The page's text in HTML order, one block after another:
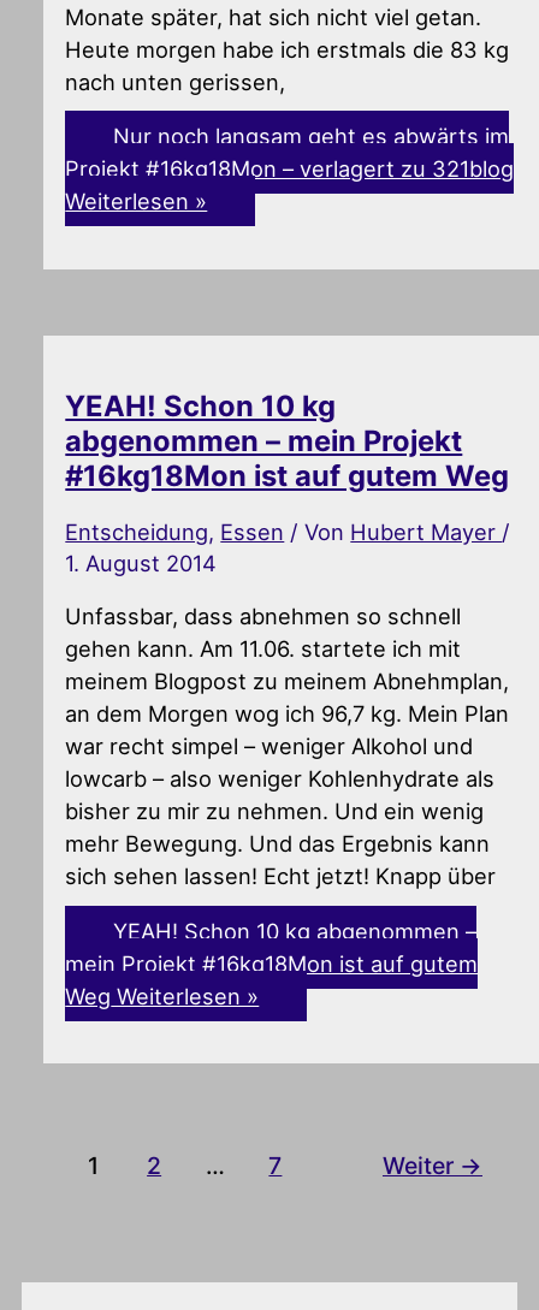
Monate später, hat sich nicht viel getan.
Heute morgen habe ich erstmals die 83 kg
nach unten gerissen,
Nur noch langsam geht es abwärts im
Projekt #16kg18Mon – verlagert zu 321blog
Weiterlesen »
YEAH! Schon 10 kg
abgenommen – mein Projekt
#16kg18Mon ist auf gutem Weg
Entscheidung, Essen / Von Hubert Mayer /
1. August 2014
Unfassbar, dass abnehmen so schnell
gehen kann. Am 11.06. startete ich mit
meinem Blogpost zu meinem Abnehmplan,
an dem Morgen wog ich 96,7 kg. Mein Plan
war recht simpel – weniger Alkohol und
lowcarb – also weniger Kohlenhydrate als
bisher zu mir zu nehmen. Und ein wenig
mehr Bewegung. Und das Ergebnis kann
sich sehen lassen! Echt jetzt! Knapp über
YEAH! Schon 10 kg abgenommen –
mein Projekt #16kg18Mon ist auf gutem
Weg Weiterlesen »
1 2 … 7 Weiter →